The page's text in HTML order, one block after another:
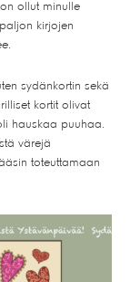
ollut minulle
kirjojen
sydänkortin sekä
kortit olivat
hauskaa puuhaa.
värejä
toteuttamaan